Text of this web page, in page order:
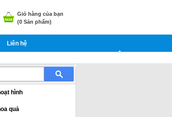
Giỏ hàng của bạn
(0 Sản phẩm)
Liên hệ
hình
quả